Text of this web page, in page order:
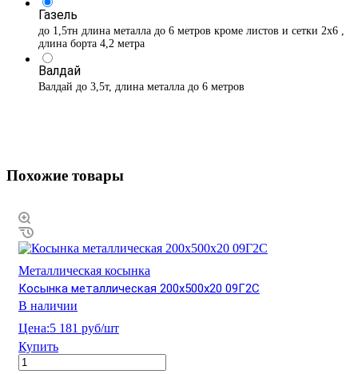
Газель
до 1,5тн длина металла до 6 метров кроме листов и сетки 2х6 ,
длина борта 4,2 метра
Валдай
Валдай до 3,5т, длина металла до 6 метров
Похожие товары
Металлическая косынка
Косынка металлическая 200х500х20 09Г2С
В наличии
Цена:5 181 руб/шт
Купить